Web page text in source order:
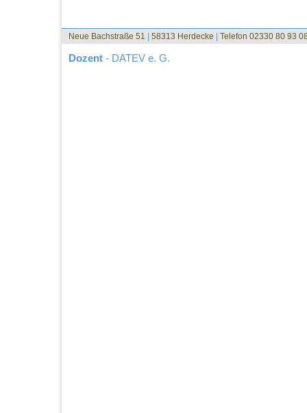
Neue Bachstraße 51 58313 Herdecke Telefon 02330 80 93
Dozent - DATEV e. G.